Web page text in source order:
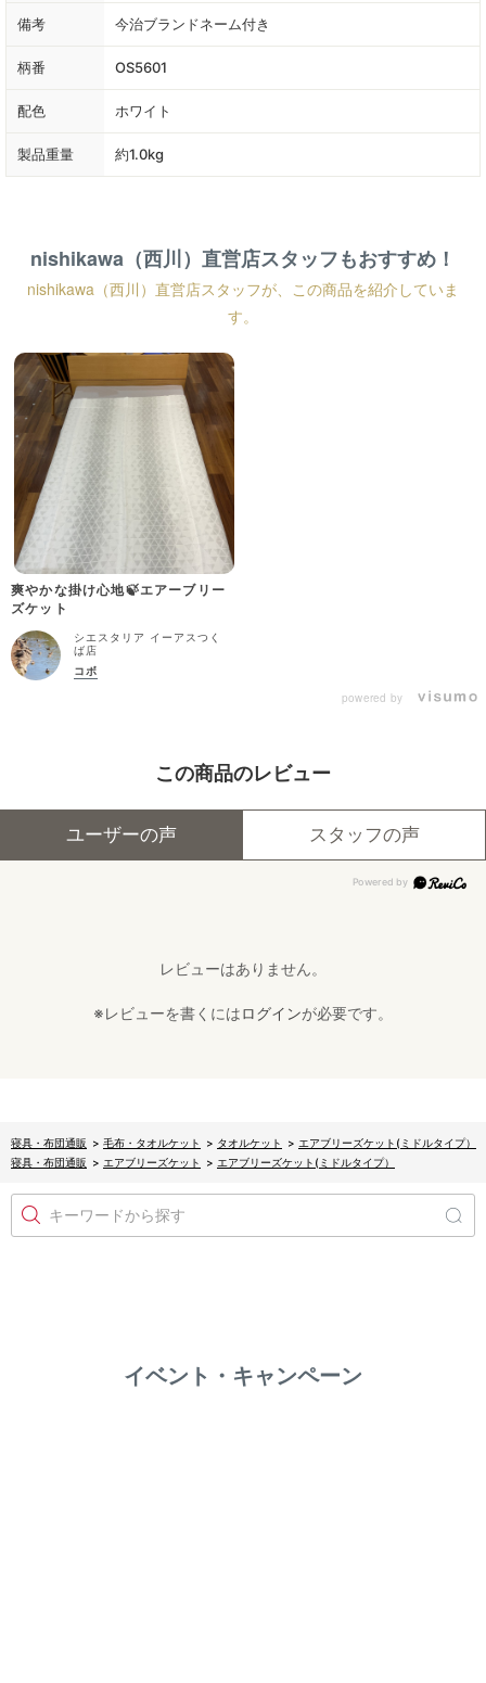
備考 今治ブランドネーム付き
柄番 OS5601
配色 ホワイト
製品重量 約1.0kg
nishikawa（西川）直営店スタッフもおすすめ！
nishikawa（西川）直営店スタッフが、この商品を紹介していま
す。
爽やかな掛け心地🍃エアーブリー
ズケット
シエスタリア イーアスつく
ば店
コボ
powered by
この商品のレビュー
ユーザーの声 スタッフの声
レビューはありません。
※レビューを書くにはログインが必要です。
寝具・布団通販 > 毛布・タオルケット > タオルケット > エアブリーズケット(ミドルタイプ）
寝具・布団通販 > エアブリーズケット > エアブリーズケット(ミドルタイプ）
キーワードから探す
イベント・キャンペーン